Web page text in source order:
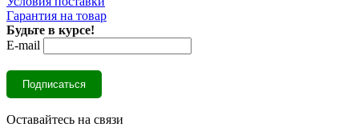
Гарантия на товар
Будьте в курсе!
E-mail
Оставайтесь на связи